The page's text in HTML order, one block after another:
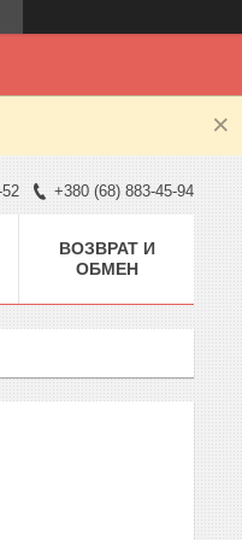
+380 (68) 883-45-94
ВОЗВРАТ И
ОБМЕН